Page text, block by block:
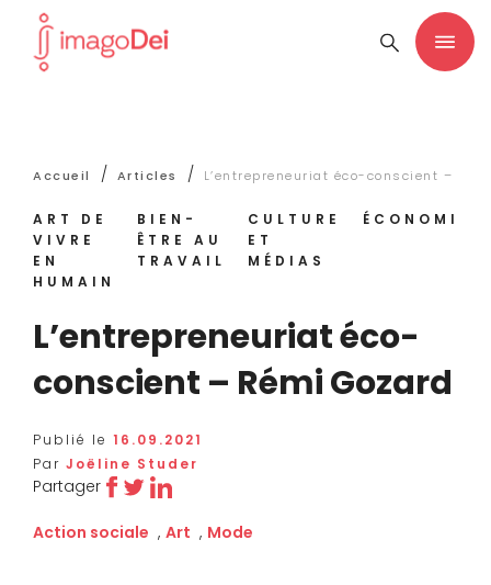
Accueil / Articles / L’entrepreneuriat éco-conscient –
ART DE
VIVRE
EN
HUMAIN
BIEN-
ÊTRE AU
TRAVAIL
CULTURE
ET
MÉDIAS
ÉCONOMIE
L’entrepreneuriat éco-
conscient – Rémi Gozard
Publié le 16.09.2021
Par Joëline Studer
Partager
Action sociale , Art , Mode